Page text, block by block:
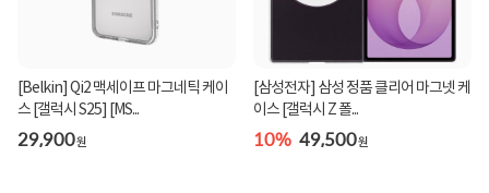
[Belkin] Qi2 맥세이프 마그네틱 케이
스 [갤럭시 S25] [MS...
29,900원
[삼성전자] 삼성 정품 클리어 마그넷 케
이스 [갤럭시 Z 폴...
10% 49,500원